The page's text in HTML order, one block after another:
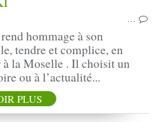
…
hommage à son
tendre et complice, en
à la Moselle . Il choisit un
ou à l’actualité...
PLUS